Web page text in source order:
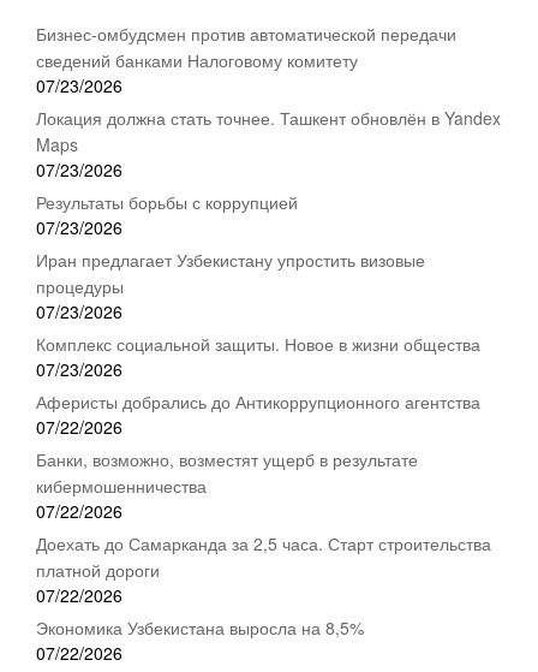
Бизнес-омбудсмен против автоматической передачи
сведений банками Налоговому комитету
07/23/2026
Локация должна стать точнее. Ташкент обновлён в Yandex
Maps
07/23/2026
Результаты борьбы с коррупцией
07/23/2026
Иран предлагает Узбекистану упростить визовые
процедуры
07/23/2026
Комплекс социальной защиты. Новое в жизни общества
07/23/2026
Аферисты добрались до Антикоррупционного агентства
07/22/2026
Банки, возможно, возместят ущерб в результате
кибермошенничества
07/22/2026
Доехать до Самарканда за 2,5 часа. Старт строительства
платной дороги
07/22/2026
Экономика Узбекистана выросла на 8,5%
07/22/2026